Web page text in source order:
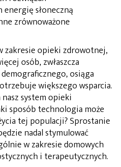
słoneczną
zrównoważone
zakresie opieki zdrowotnej,
osób, zwłaszcza
osiąga
większego wsparcia.
nasz system opieki
sposób technologia może
tej populacji? Sprostanie
nadal stymulować
w zakresie domowych
i terapeutycznych.